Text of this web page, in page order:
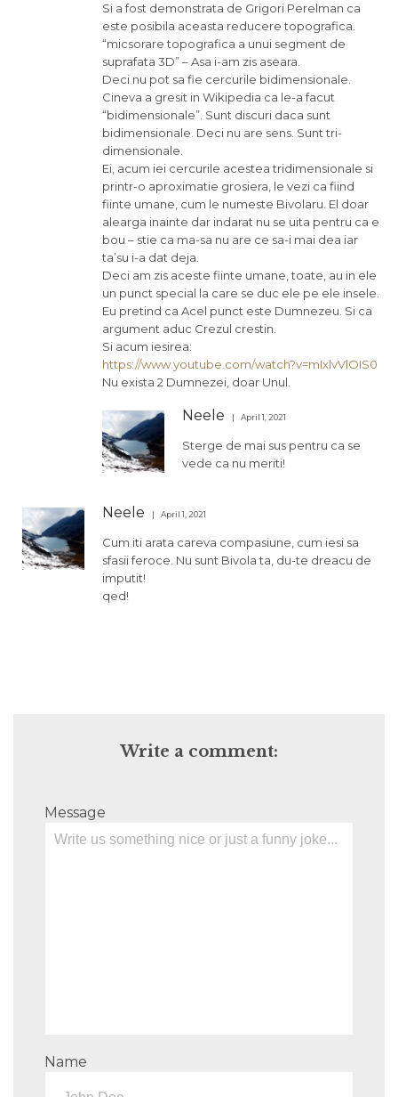
Si a fost demonstrata de Grigori Perelman ca
este posibila aceasta reducere topografica.
“micsorare topografica a unui segment de
suprafata 3D” – Asa i-am zis aseara.
Deci nu pot sa fie cercurile bidimensionale.
Cineva a gresit in Wikipedia ca le-a facut
“bidimensionale”. Sunt discuri daca sunt
bidimensionale. Deci nu are sens. Sunt tri-
dimensionale.
Ei, acum iei cercurile acestea tridimensionale si
printr-o aproximatie grosiera, le vezi ca fiind
fiinte umane, cum le numeste Bivolaru. El doar
alearga inainte dar indarat nu se uita pentru ca e
bou – stie ca ma-sa nu are ce sa-i mai dea iar
ta’su i-a dat deja.
Deci am zis aceste fiinte umane, toate, au in ele
un punct special la care se duc ele pe ele insele.
Eu pretind ca Acel punct este Dumnezeu. Si ca
argument aduc Crezul crestin.
Si acum iesirea:
https://www.youtube.com/watch?v=mIxlvVlOIS0
Nu exista 2 Dumnezei, doar Unul.
Neele April 1, 2021
Sterge de mai sus pentru ca se
vede ca nu meriti!
Neele April 1, 2021
Cum iti arata careva compasiune, cum iesi sa
sfasii feroce. Nu sunt Bivola ta, du-te dreacu de
imputit!
qed!
Write a comment:
Message
Name